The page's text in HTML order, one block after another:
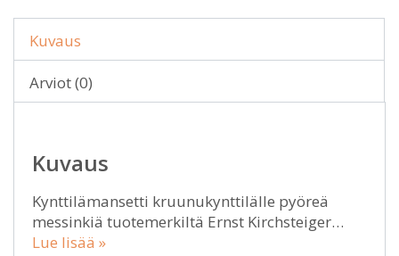
Kuvaus
Arviot (0)
Kuvaus
Kynttilämansetti kruunukynttilälle pyöreä
messinkiä tuotemerkiltä Ernst Kirchsteiger…
Lue lisää »